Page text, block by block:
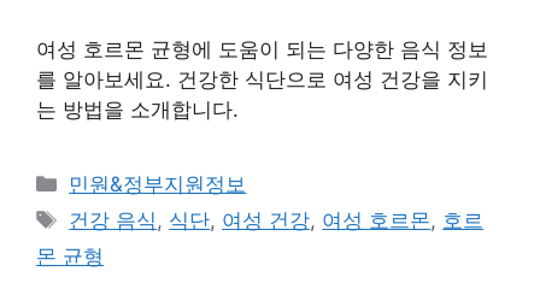
여성 호르몬 균형에 도움이 되는 다양한 음식 정보
를 알아보세요. 건강한 식단으로 여성 건강을 지키
는 방법을 소개합니다.
카
테
리
민원&정부지원정보
태
그
건강 음식, 식단, 여성 건강, 여성 호르몬, 호르
몬 균형